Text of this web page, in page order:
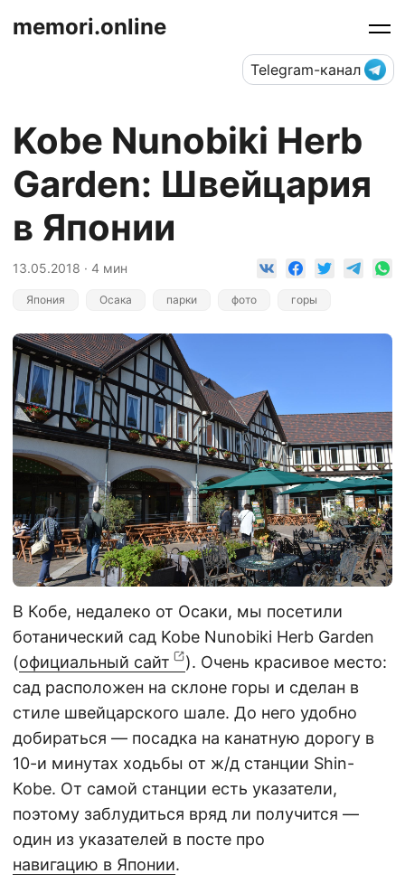
memori.online
Telegram-канал
Kobe Nunobiki Herb
Garden: Швейцария
в Японии
13.05.2018 · 4 мин
Япония Осака парки фото горы
В Кобе, недалеко от Осаки, мы посетили
ботанический сад Kobe Nunobiki Herb Garden
(официальный сайт
). Очень красивое место:
сад расположен на склоне горы и сделан в
стиле швейцарского шале. До него удобно
добираться — посадка на канатную дорогу в
10-и минутах ходьбы от ж/д станции Shin-
Kobe. От самой станции есть указатели,
поэтому заблудиться вряд ли получится —
один из указателей в посте про
навигацию в Японии.